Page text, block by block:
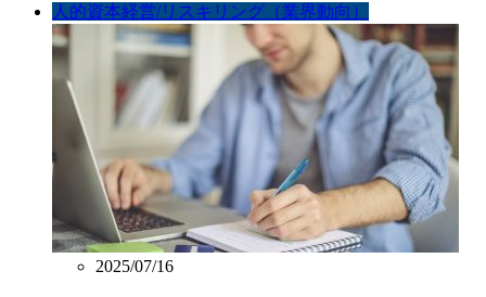
人的資本経営/リスキリング（業界動向）
2025/07/16